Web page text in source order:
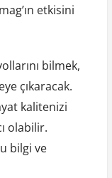
etkisini
bilmek,
çıkaracak.
kalitenizi
olabilir.
bilgi ve